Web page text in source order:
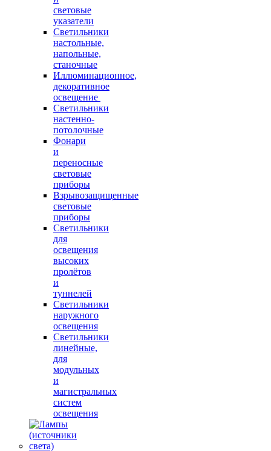
световые
указатели
Светильники
настольные,
напольные,
станочные
Иллюминационное,
декоративное
освещение
Светильники
настенно-
потолочные
Фонари
и
переносные
световые
приборы
Взрывозащищенные
световые
приборы
Светильники
для
освещения
высоких
пролётов
и
туннелей
Светильники
наружного
освещения
Светильники
линейные,
для
модульных
и
магистральных
систем
освещения